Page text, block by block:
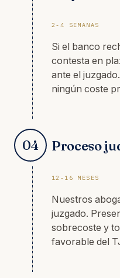
2-4 SEMANAS
Si el banco
contesta en
ante el
ningún coste
04 Proceso
12-16 MESES
Nuestros
juzgado.
sobrecoste y
favorable del